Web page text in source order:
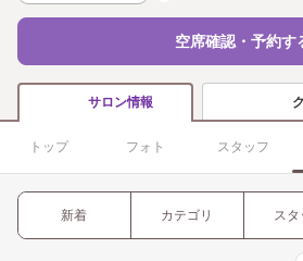
空席確認・予約す
サロン情報
トップ フォト スタッフ
新着 カテゴリ スタ